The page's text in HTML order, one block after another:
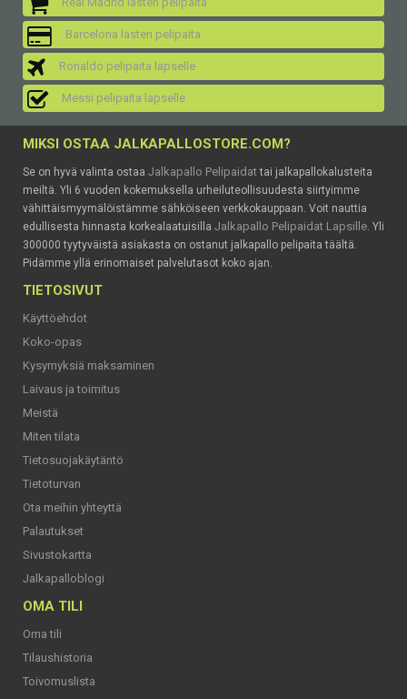
Barcelona lasten pelipaita
Ronaldo pelipaita lapselle
Messi pelipaita lapselle
MIKSI OSTAA JALKAPALLOSTORE.COM?
Se on hyvä valinta ostaa Jalkapallo Pelipaidattai jalkapallokalusteita
meiltä. Yli 6 vuoden kokemuksella urheiluteollisuudesta siirtyimme
vähittäismyymälöistämme sähköiseen verkkokauppaan. Voit nauttia
edullisesta hinnasta korkealaatuisilla Jalkapallo Pelipaidat Lapsille. Yli
300000 tyytyväistä asiakasta on ostanut jalkapallo pelipaita täältä.
Pidämme yllä erinomaiset palvelutasot koko ajan.
TIETOSIVUT
Käyttöehdot
Koko-opas
Kysymyksiä maksaminen
Laivaus ja toimitus
Meistä
Miten tilata
Tietosuojakäytäntö
Tietoturvan
Ota meihin yhteyttä
Palautukset
Sivustokartta
Jalkapalloblogi
OMA TILI
Oma tili
Tilaushistoria
Toivomuslista